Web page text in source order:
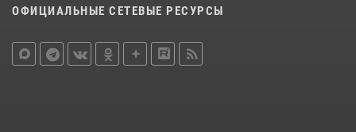
ОФИЦИАЛЬНЫЕ СЕТЕВЫЕ РЕСУРСЫ